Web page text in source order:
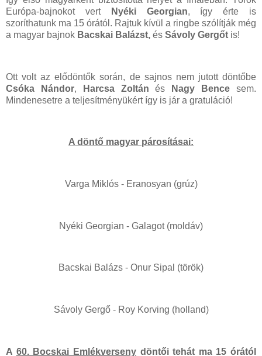
Európa-bajnokot vert
Nyéki Georgian, így érte is
szoríthatunk ma 15 órától. Rajtuk kívül a ringbe szólítják még
a magyar bajnok Bacskai Balázst, és Sávoly Gergőt is!
Ott volt az elődöntők során, de sajnos nem jutott döntőbe
Csóka Nándor, Harcsa Zoltán és Nagy Bence sem.
Mindenesetre a teljesítményükért így is jár a gratuláció!
A döntő magyar párosításai:
Varga Miklós - Eranosyan (grúz)
Nyéki Georgian - Galagot (moldáv)
Bacskai Balázs - Onur Sipal (török)
Sávoly Gergő - Roy Korving (holland)
A 60. Bocskai Emlékversenydöntői tehát ma 15 órától